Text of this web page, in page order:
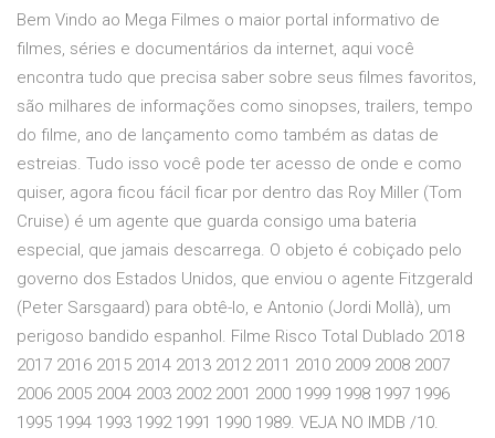
Bem Vindo ao Mega Filmes o maior portal informativo de
filmes, séries e documentários da internet, aqui você
encontra tudo que precisa saber sobre seus filmes favoritos,
são milhares de informações como sinopses, trailers, tempo
do filme, ano de lançamento como também as datas de
estreias. Tudo isso você pode ter acesso de onde e como
quiser, agora ficou fácil ficar por dentro das Roy Miller (Tom
Cruise) é um agente que guarda consigo uma bateria
especial, que jamais descarrega. O objeto é cobiçado pelo
governo dos Estados Unidos, que enviou o agente Fitzgerald
(Peter Sarsgaard) para obtê-lo, e Antonio (Jordi Mollà), um
perigoso bandido espanhol. Filme Risco Total Dublado 2018
2017 2016 2015 2014 2013 2012 2011 2010 2009 2008 2007
2006 2005 2004 2003 2002 2001 2000 1999 1998 1997 1996
1995 1994 1993 1992 1991 1990 1989. VEJA NO IMDB /10.